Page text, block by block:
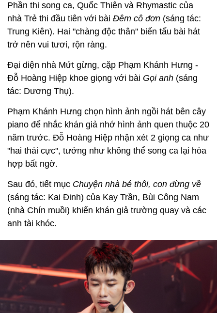
Phần thi song ca, Quốc Thiên và Rhymastic của
nhà Trẻ thi đầu tiên với bài Đêm cô đơn (sáng tác:
Trung Kiên). Hai "chàng độc thân" biến tấu bài hát
trở nên vui tươi, rộn ràng.
Đại diện nhà Mứt gừng, cặp Phạm Khánh Hưng -
Đỗ Hoàng Hiệp khoe giọng với bài Gọi anh (sáng
tác: Dương Thụ).
Phạm Khánh Hưng chọn hình ảnh ngồi hát bên cây
piano để nhắc khán giả nhớ hình ảnh quen thuộc 20
năm trước. Đỗ Hoàng Hiệp nhận xét 2 giọng ca như
"hai thái cực", tưởng như không thể song ca lại hòa
hợp bất ngờ.
Sau đó, tiết mục Chuyện nhà bé thôi, con đừng về
(sáng tác: Kai Đinh) của Kay Trần, Bùi Công Nam
(nhà Chín muồi) khiến khán giả trường quay và các
anh tài khóc.